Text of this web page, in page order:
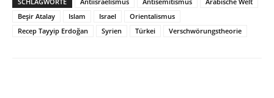
Beşir Atalay
Islam Israel
Orientalismus
Recep Tayyip Erdoğan
Syrien Türkei Verschwörungstheorie